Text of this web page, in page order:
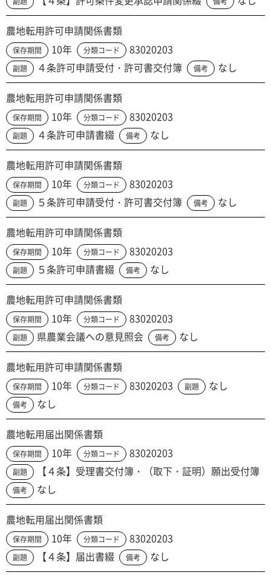
農地転用許可申請関係書類
保存期間 10年 分類コード 83020203
副題 ４条許可申請受付・許可書交付簿 備考 なし
農地転用許可申請関係書類
保存期間 10年 分類コード 83020203
副題 ４条許可申請書綴 備考 なし
農地転用許可申請関係書類
保存期間 10年 分類コード 83020203
副題 ５条許可申請受付・許可書交付簿 備考 なし
農地転用許可申請関係書類
保存期間 10年 分類コード 83020203
副題 ５条許可申請書綴 備考 なし
農地転用許可申請関係書類
保存期間 10年 分類コード 83020203
副題 県農業会議への意見照会 備考 なし
農地転用許可申請関係書類
保存期間 10年 分類コード 83020203 副題 なし
備考 なし
農地転用届出関係書類
保存期間 10年 分類コード 83020203
副題 【４条】受理書交付簿・（取下・証明）願出受付簿
備考 なし
農地転用届出関係書類
保存期間 10年 分類コード 83020203
副題 【４条】届出書綴 備考 なし